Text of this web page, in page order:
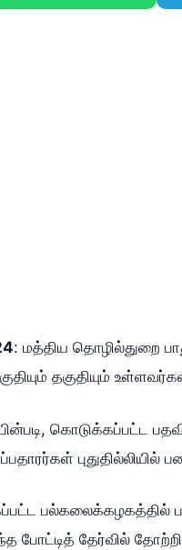
: மத்திய தொழில்துறை
தகுதியும்
கொடுக்கப்பட்ட
புதுதில்லியில்
பல்கலைக்கழகத்தில்
போட்டித் தேர்வில்